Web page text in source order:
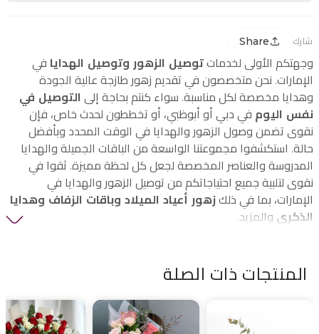
شارك Share
وجهتكم الأولى لخدمات توصيل الزهور وتوصيل الهدايا في
الإمارات. نحن متخصصون في تقديم زهور طازجة عالية الجودة
وهدايا مخصصة لكل مناسبة. سواء كنتم بحاجة إلى التوصيل في
نفس اليوم في دبي أو أبوظبي، أو تخططون لحدث خاص، فإن
نقوى تضمن وصول الزهور والهدايا في الوقت المحدد وبأفضل
حالة. استكشفوا مجموعتنا الواسعة من الباقات الجميلة والهدايا
المدروسة والعناصر المخصصة لجعل كل لحظة مميزة. ثقوا في
نقوى لتلبية جميع احتياجاتكم من توصيل الزهور والهدايا في
الإمارات، بما في ذلك زهور أعياد الميلاد وباقات الزفاف وهدايا
الذكرى والمزيد.
المنتجات ذات الصلة